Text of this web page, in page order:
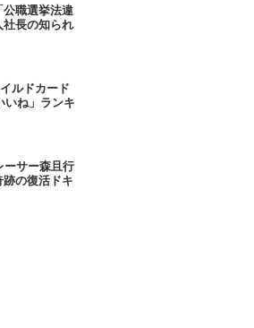
公職選挙法違
社長の知られ
ルドカード
ね」ランキ
ーサー森且行
の復活ドキ